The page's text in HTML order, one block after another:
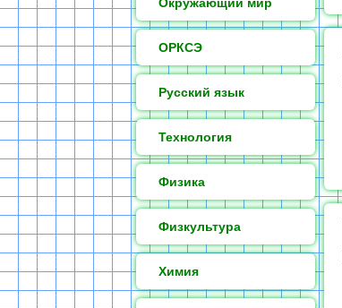
ОРКСЭ
Русский язык
Технология
Физика
Физкультура
Химия